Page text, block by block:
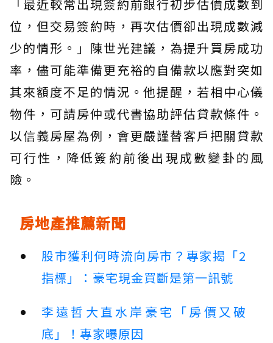
「最近較常出現簽約前銀行初步估價成數到
位，但交易簽約時，再次估價卻出現成數減
少的情形。」陳世光建議，為提升買房成功
率，儘可能準備更充裕的自備款以應對突如
其來額度不足的情況。他提醒，若相中心儀
物件，可請房仲或代書協助評估貸款條件。
以信義房屋為例，會更嚴謹替客戶把關貸款
可行性，降低簽約前後出現成數變卦的風
險。
房地產推薦新聞
股市獲利何時流向房市？專家揭「2
指標」：豪宅現金買斷是第一訊號
李遠哲大直水岸豪宅「房價又破
底」！專家曝原因